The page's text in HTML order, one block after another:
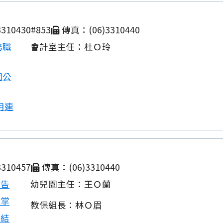
傳真：(06)3310440
連
會計室主任：杜Ｏ玲
傳真：(06)3310440
幼兒園主任：王Ｏ蘭
教保組長：林Ｏ眉